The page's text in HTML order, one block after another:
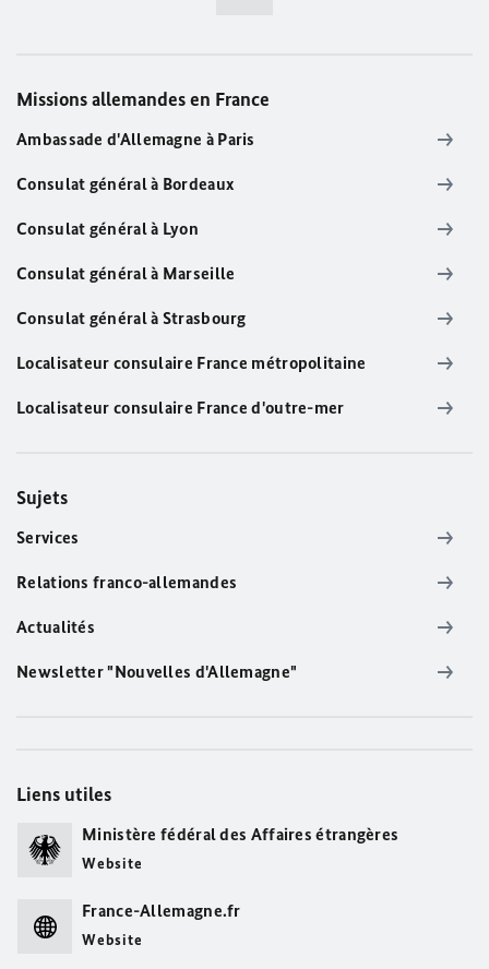
Missions allemandes en France
Ambassade d'Allemagne à Paris
Consulat général à Bordeaux
Consulat général à Lyon
Consulat général à Marseille
Consulat général à Strasbourg
Localisateur consulaire France métropolitaine
Localisateur consulaire France d'outre-mer
Sujets
Services
Relations franco-allemandes
Actualités
Newsletter "Nouvelles d'Allemagne"
Liens utiles
Ministère fédéral des Affaires étrangères
Website
France-Allemagne.fr
Website